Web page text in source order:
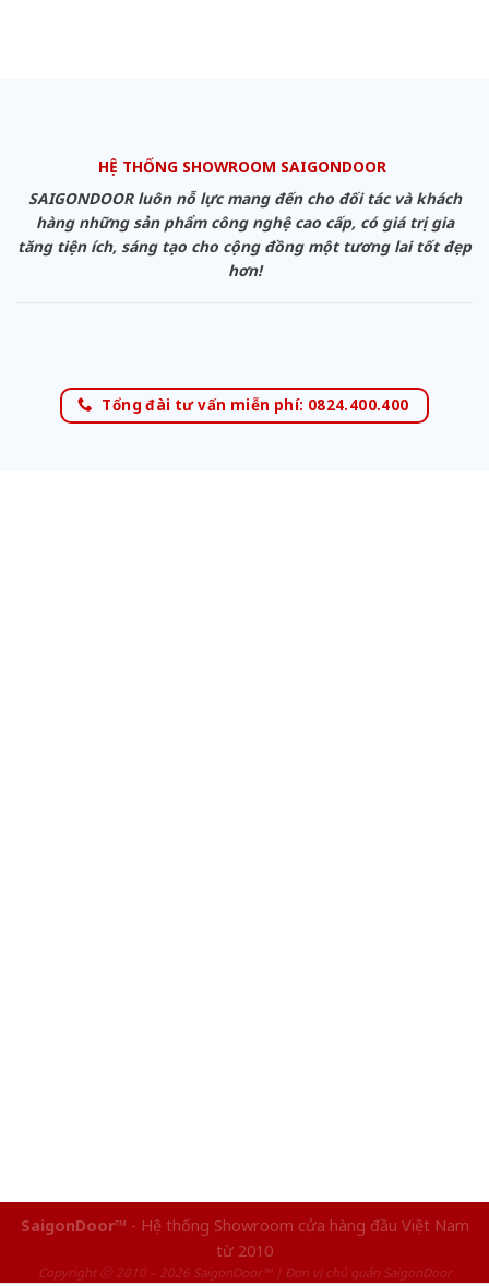
HỆ THỐNG SHOWROOM SAIGONDOOR
SAIGONDOOR luôn nỗ lực mang đến cho đối tác và khách
hàng những sản phẩm công nghệ cao cấp, có giá trị gia
tăng tiện ích, sáng tạo cho cộng đồng một tương lai tốt đẹp
hơn!
Tổng đài tư vấn miễn phí: 0824.400.400
SaigonDoor™ - Hệ thống Showroom cửa hàng đầu Việt Nam
từ 2010
Copyright ⓒ 2010 – 2026 SaigonDoor™ | Đơn vị chủ quản SaigonDoor